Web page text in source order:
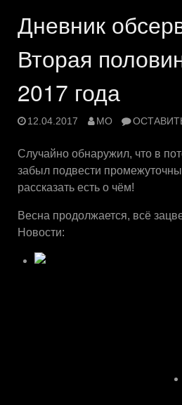
Дневник
Вторая
2017 года
12.04.2017 MO
Случайно обнаружил, что в
забыл подвести
рассказать есть о чём!
Весна продолжается, всё
Новости: